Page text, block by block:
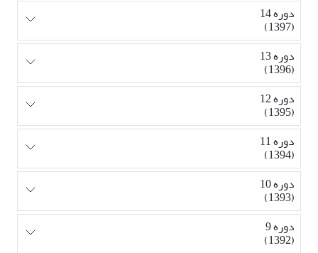
دوره 14
(1397)
دوره 13
(1396)
دوره 12
(1395)
دوره 11
(1394)
دوره 10
(1393)
دوره 9
(1392)